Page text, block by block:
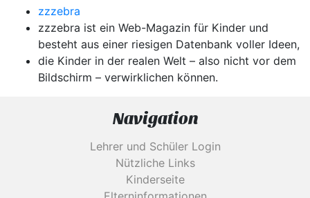
zzzebra
zzzebra ist ein Web-Magazin für Kinder und
besteht aus einer riesigen Datenbank voller Ideen,
die Kinder in der realen Welt – also nicht vor dem
Bildschirm – verwirklichen können.
Navigation
Lehrer und Schüler Login
Nützliche Links
Kinderseite